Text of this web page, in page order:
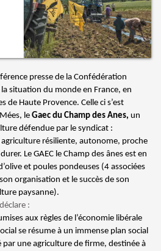
situation du monde en France, en
de Haute Provence. Celle ci s’est
le Gaec du Champ des Anes, un
défendue par le syndicat :
agriculture résiliente, autonome, proche
Le GAEC le Champ des ânes est en
et poules pondeuses (4 associées
organisation et le succès de son
paysanne).
:
aux règles de l’économie libérale
se résume à un immense plan social
une agriculture de firme, destinée à